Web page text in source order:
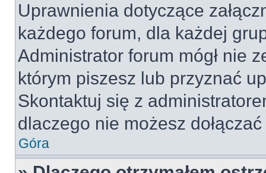
Uprawnienia dotyczące
każdego forum, dla każdej
Administrator forum mógł nie
którym piszesz lub przyznać
Skontaktuj się z
dlaczego nie możesz
Góra